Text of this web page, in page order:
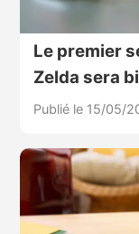
Le premier
Zelda sera
Publié le 15/05/